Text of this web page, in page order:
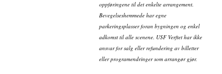
oppføringene til det enkelte arrangement.
Bevegelseshemmede har egne
parkeringsplasser foran bygningen og enkel
adkomst til alle scenene. USF Verftet har ikke
ansvar for salg eller refundering av billetter
eller programendringer som arrangør gjør.